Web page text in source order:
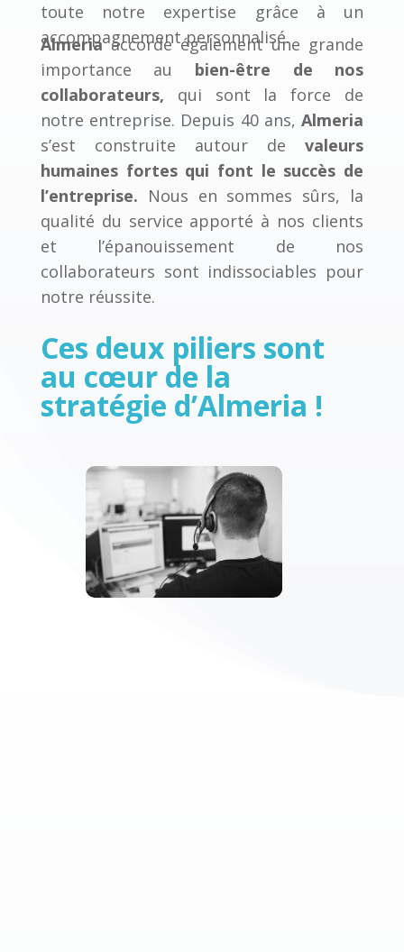
toute notre expertise grâce à un
accompagnement personnalisé.
Almeriaaccorde également une grande
importance au bien-être de nos
collaborateurs, qui sont la force de
notre entreprise. Depuis 40 ans,Almeria
s’est construite autour devaleurs
humaines fortes qui font le succès de
l’entreprise. Nous en sommes sûrs, la
qualité du service apporté à nos clients
et l’épanouissement de nos
collaborateurs sont indissociables pour
notre réussite.
Ces deux piliers sont
au cœur de la
stratégie d’Almeria !